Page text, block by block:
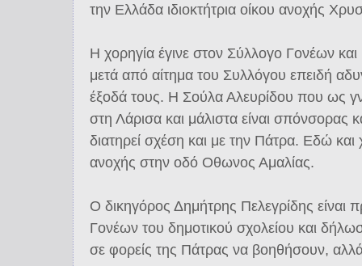
την Ελλάδα ιδιοκτήτρια οίκου ανοχής
Η χορηγία έγινε στον Σύλλογο Γονέων
μετά από αίτημα του Συλλόγου επειδή
έξοδά τους. Η Σούλα Αλευρίδου που ως
στη Λάρισα και μάλιστα είναι
διατηρεί σχέση και με την Πάτρα. Εδώ και
ανοχής στην οδό Οθωνος Αμαλίας.
Ο δικηγόρος Δημήτρης Πελεγρίδης είναι
Γονέων του δημοτικού σχολείου και
σε φορείς της Πάτρας να βοηθήσουν,